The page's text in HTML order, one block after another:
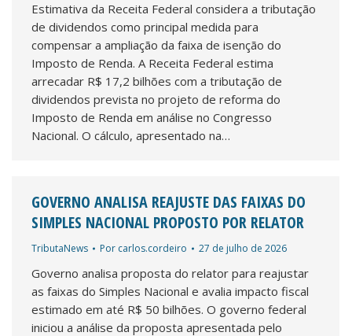
Estimativa da Receita Federal considera a tributação
de dividendos como principal medida para
compensar a ampliação da faixa de isenção do
Imposto de Renda. A Receita Federal estima
arrecadar R$ 17,2 bilhões com a tributação de
dividendos prevista no projeto de reforma do
Imposto de Renda em análise no Congresso
Nacional. O cálculo, apresentado na…
GOVERNO ANALISA REAJUSTE DAS FAIXAS DO
SIMPLES NACIONAL PROPOSTO POR RELATOR
TributaNews Por carlos.cordeiro 27 de julho de 2026
Governo analisa proposta do relator para reajustar
as faixas do Simples Nacional e avalia impacto fiscal
estimado em até R$ 50 bilhões. O governo federal
iniciou a análise da proposta apresentada pelo